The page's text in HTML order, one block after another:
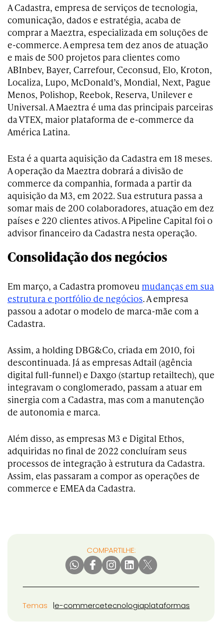
A Cadastra, empresa de serviços de tecnologia,
comunicação, dados e estratégia, acaba de
comprar a Maeztra, especializada em soluções de
e-commerce. A empresa tem dez anos de atuação
e mais de 500 projetos para clientes como
ABInbev, Bayer, Carrefour, Ceconsud, Elo, Kroton,
Localiza, Lupo, McDonald’s, Mondial, Next, Pague
Menos, Polishop, Reebok, Reserva, Unilever e
Universal. A Maeztra é uma das principais parceiras
da VTEX, maior plataforma de e-commerce da
América Latina.
Esta é a quarta aquisição da Cadastra em 18 meses.
A operação da Maeztra dobrará a divisão de
commerce da companhia, formada a partir da
aquisição da M3, em 2022. Sua estrutura passa a
somar mais de 200 colaboradores, atuação em dez
países e 220 clientes ativos. A Pipeline Capital foi o
advisor financeiro da Cadastra nesta operação.
Consolidação dos negócios
Em março, a Cadastra promoveu mudanças em sua
estrutura e portfólio de negócios. A empresa
passou a adotar o modelo de marca-mãe com a
Cadastra.
Assim, a holding DBG&Co, criada em 2010, foi
descontinuada. Já as empresas Adtail (agência
digital full-funnel) e Daxgo (startup retailtech), que
integravam o conglomerado, passam a atuar em
sinergia com a Cadastra, mas com a manutenção
de autonomia e marca.
Além disso, as empresas M3 e Digital Ethos,
adquiridas no final de 2022 concluíram seus
processos de integração à estrutura da Cadastra.
Assim, elas passaram a compor as operações de
commerce e EMEA da Cadastra.
COMPARTILHE:
Temas e-commercetecnologiaplataformas